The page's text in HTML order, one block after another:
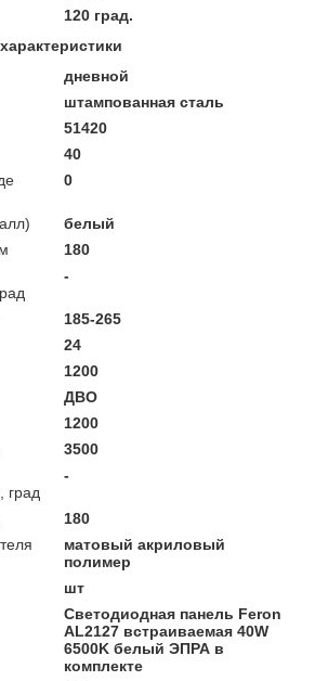
120 град.
дневной
штампованная сталь
51420
40
0
белый
180
-
185-265
24
1200
ДВО
1200
3500
град
-
180
матовый акриловый
полимер
шт
Светодиодная панель Feron
AL2127 встраиваемая 40W
6500K белый ЭПРА в
комплекте